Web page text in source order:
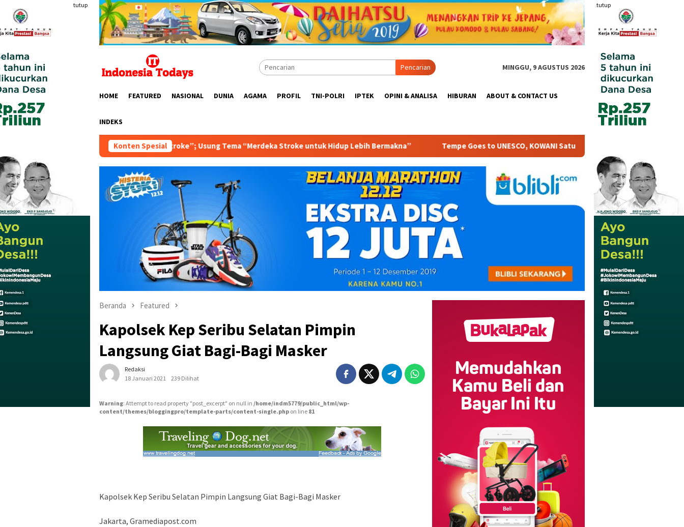
konten
tutup tutup
Pencarian MINGGU, 9 AGUSTUS 2026
HOME FEATURED NASIONAL DUNIA AGAMA PROFIL TNI-POLRI IPTEK OPINI & ANALISA HIBURAN ABOUT & CONTACT US
INDEKS
Konten Spesial
Bentuk “Club Stroke”; Usung Tema “Merdeka Stroke untuk Hidup Lebih Bermakna” Tempe Goes to UNESCO, KOWANI Satukan Gerakan Pangan, Budaya dan Pemberdayaan
Beranda Featured
Kapolsek Kep Seribu Selatan Pimpin
Langsung Giat Bagi-Bagi Masker
Redaksi
18 Januari 2021
239 Dilihat
Warning: Attempt to read property "post_excerpt" on null in /home/indm5779/public_html/wp-
content/themes/bloggingpro/template-parts/content-single.php on line 81
Kapolsek Kep Seribu Selatan Pimpin Langsung Giat Bagi-Bagi Masker
Jakarta, Gramediapost.com